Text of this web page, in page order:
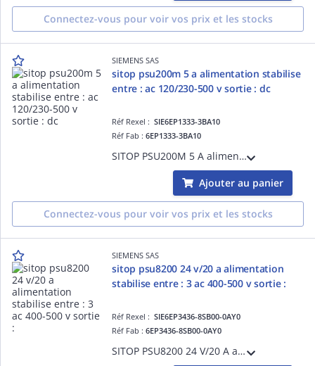
Connectez-vous pour voir vos prix et les stocks
SIEMENS SAS
sitop psu200m 5 a alimentation stabilise
entre : ac 120/230-500 v sortie : dc
Réf Rexel :SIE6EP1333-3BA10
Réf Fab :6EP1333-3BA10
SITOP PSU200M 5 A alimentation stabilise entre : AC 120/230-500 V sortie : DC 24 V/5 A
Ajouter au panier
Connectez-vous pour voir vos prix et les stocks
SIEMENS SAS
sitop psu8200 24 v/20 a alimentation
stabilise entre : 3 ac 400-500 v sortie :
Réf Rexel :SIE6EP3436-8SB00-0AY0
Réf Fab :6EP3436-8SB00-0AY0
SITOP PSU8200 24 V/20 A alimentation stabilise entre : 3 AC 400-500 V sortie : DC 24 V/20 A